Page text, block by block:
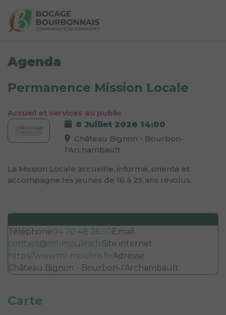
Agenda
Permanence Mission Locale
Accueil et services au public
8 Juillet 2026 14:00
Château Bignon - Bourbon-
l'Archambault
La Mission Locale accueille, informe, oriente et
accompagne les jeunes de 16 à 25 ans révolus.
Téléphone04 70 48 26 50Email
contact@ml-moulins.frSite internet
https//www.ml-moulins.fr/Adresse
Château Bignon - Bourbon-l'Archambault
Carte